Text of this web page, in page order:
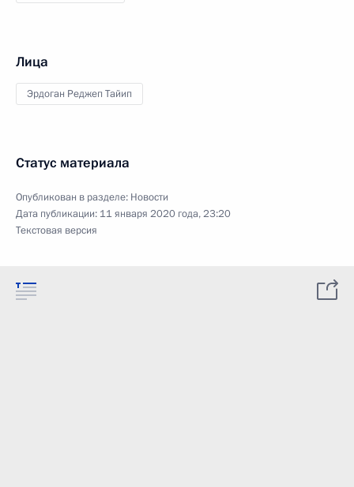
Лица
Эрдоган Реджеп Тайип
Статус материала
Опубликован в разделе: Новости
Дата публикации: 11 января 2020 года, 23:20
Текстовая версия